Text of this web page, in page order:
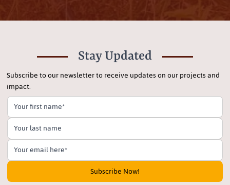
Stay Updated
Subscribe to our newsletter to receive updates on our projects and
impact.
Subscribe Now!